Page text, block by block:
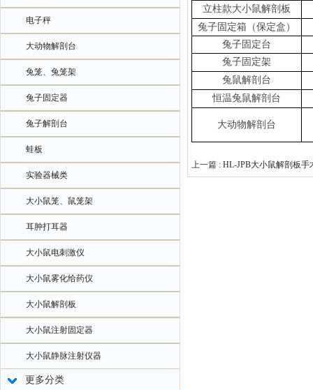
电子秤
大动物解剖台
兔笼、兔笼架
兔子固定器
兔子解剖台
蛙板
实验器械类
大小鼠笼、鼠笼架
耳肿打耳器
大小鼠电刺激仪
大小鼠雾化给药仪
大小鼠解剖板
大小鼠注射固定器
大小鼠静脉注射仪器
更多分类
立柱款大小鼠解剖板
兔子固定箱（保定盒）
兔子固定台
兔子固定架
兔鼠解剖台
恒温兔鼠解剖台
大动物解剖台
上一篇 : HL-JPB大小鼠解剖板